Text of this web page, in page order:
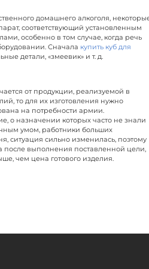
домашнего алкоголя,
соответствующий установленным
особенно в том случае, когда речь
Сначала купить куб для
детали, «змеевик» и т. д.
от продукции, реализуемой в
то для их изготовления нужно
на потребности армии.
о назначении которых часто не знали
умом, работники больших
ситуация сильно изменилась, поэтому
после выполнения поставленной цели,
чем цена готового изделия.